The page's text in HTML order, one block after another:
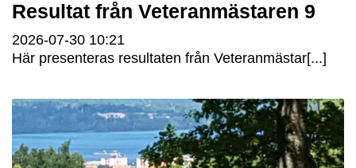
Resultat från Veteranmästaren 9
2026-07-30 10:21
Här presenteras resultaten från Veteranmästar[...]